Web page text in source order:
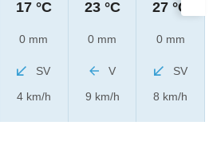
17 °C
0 mm
SV
4 km/h
23 °C
0 mm
V
9 km/h
27 °C
0 mm
SV
8 km/h